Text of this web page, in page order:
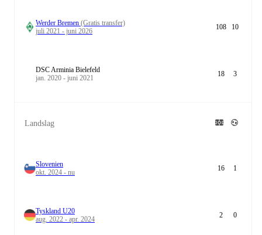
Werder Bremen (Gratis transfer)
juli 2021 - juni 2026
108 10
DSC Arminia Bielefeld
jan. 2020 - juni 2021
18 3
Landslag
Slovenien
okt. 2024 - nu
16 1
Tyskland U20
aug. 2022 - apr. 2024
2 0